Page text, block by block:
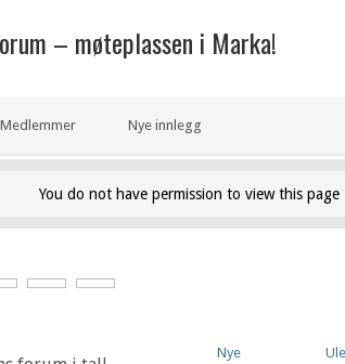
– møteplassen i Marka!
Medlemmer Nye innlegg
You do not have permission to view this page
Nye